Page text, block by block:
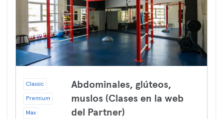
Classic
Premium
Max
Abdominales, glúteos,
muslos (Clases en la web
del Partner)